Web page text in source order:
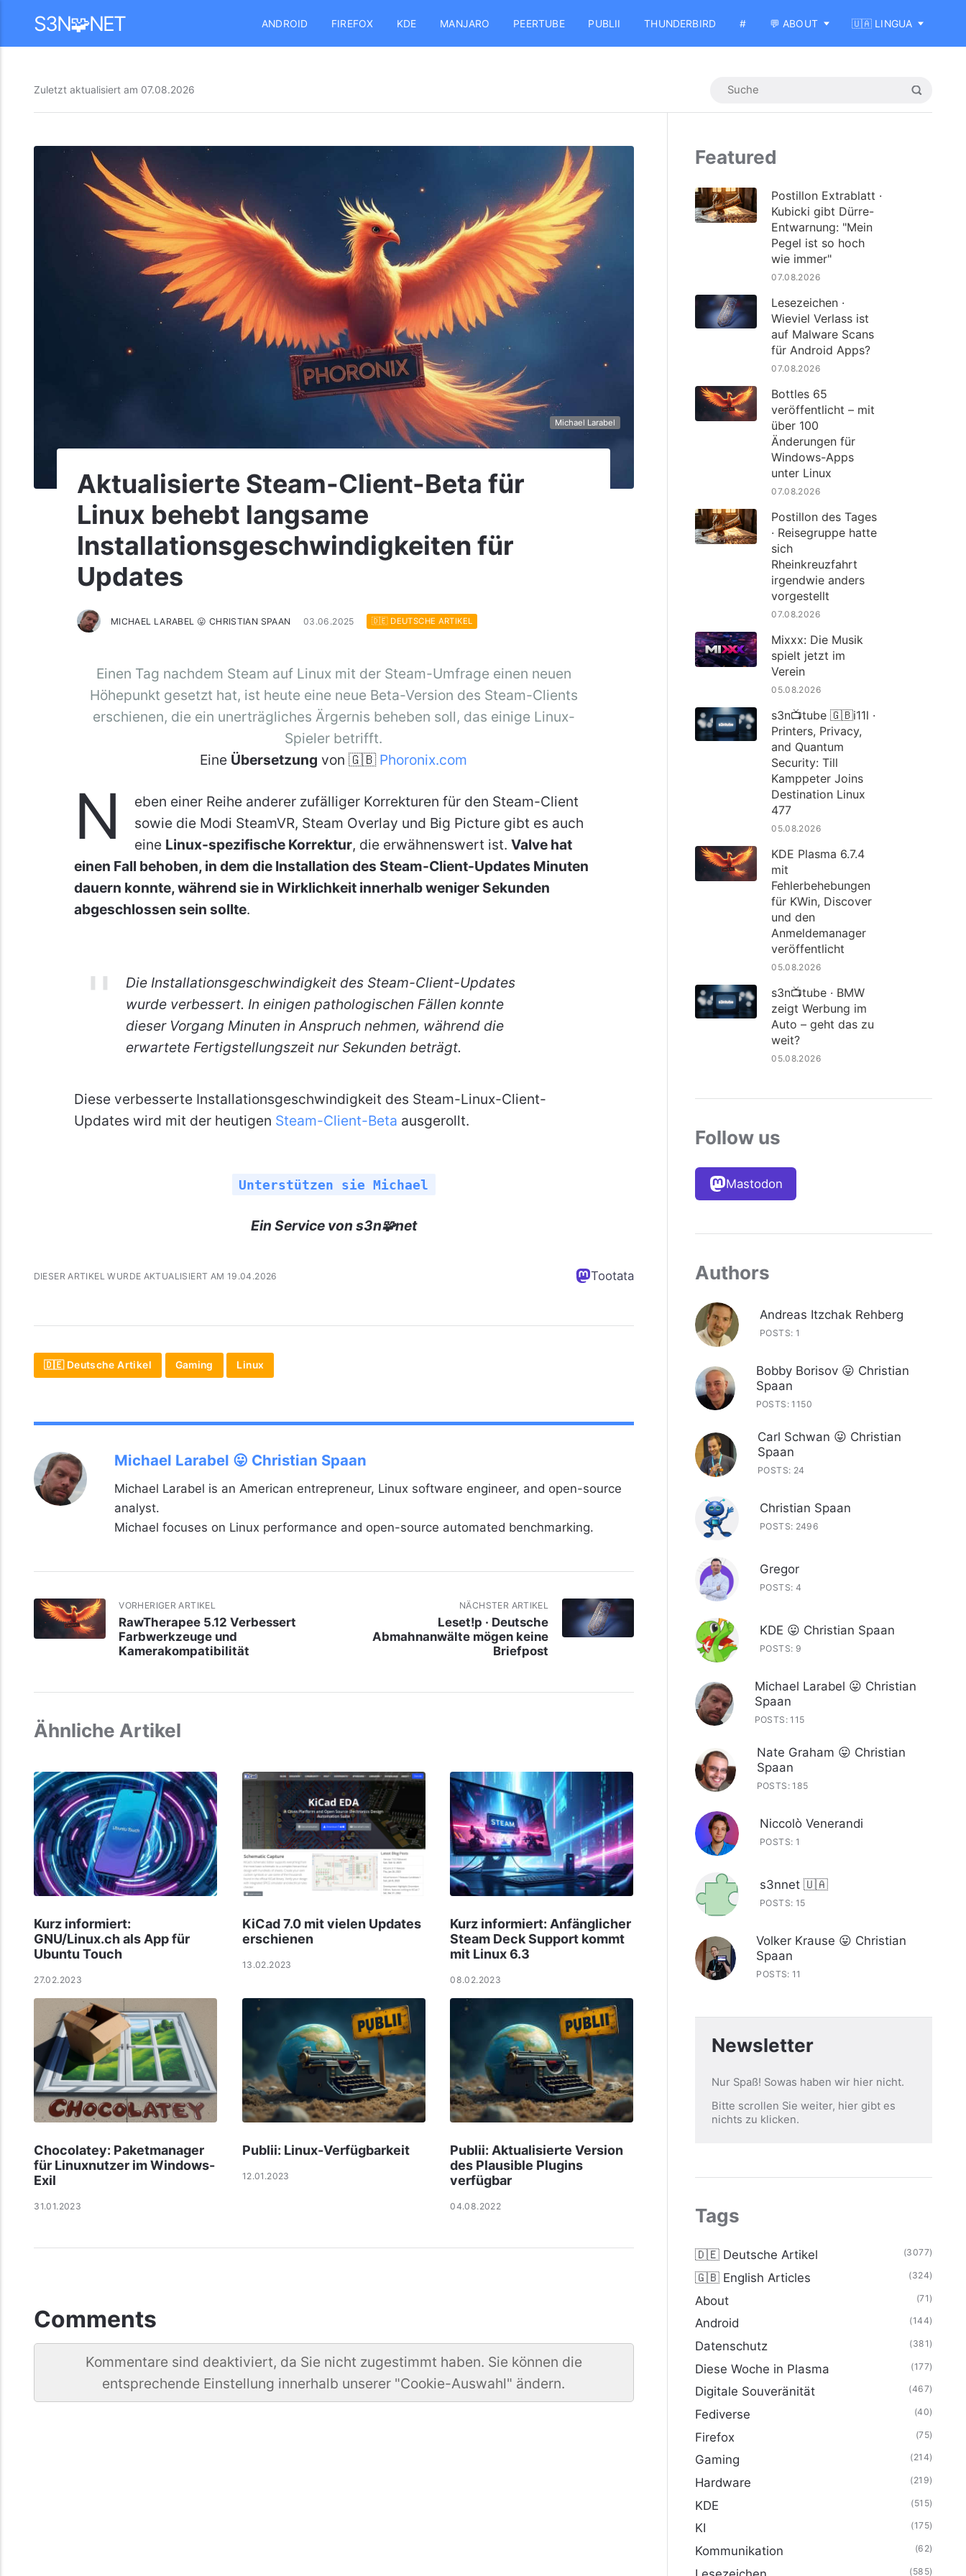
S3N🧩NET ANDROID FIREFOX KDE MANJARO PEERTUBE PUBLII THUNDERBIRD # 💬 ABOUT 🇺🇦 LINGUA
Zuletzt aktualisiert am 07.08.2026
Michael Larabel
Aktualisierte Steam-Client-Beta für
Linux behebt langsame
Installationsgeschwindigkeiten für
Updates
MICHAEL LARABEL 😛 CHRISTIAN SPAAN 03.06.2025 🇩🇪 DEUTSCHE ARTIKEL
Einen Tag nachdem Steam auf Linux mit der Steam-Umfrage einen neuen
Höhepunkt gesetzt hat, ist heute eine neue Beta-Version des Steam-Clients
erschienen, die ein unerträgliches Ärgernis beheben soll, das einige Linux-
Spieler betrifft.
Eine Übersetzung von 🇬🇧 Phoronix.com
N
eben einer Reihe anderer zufälliger Korrekturen für den Steam-Client
sowie die Modi SteamVR, Steam Overlay und Big Picture gibt es auch
eine Linux-spezifische Korrektur, die erwähnenswert ist.Valve hat
einen Fall behoben, in dem die Installation des Steam-Client-Updates Minuten
dauern konnte, während sie in Wirklichkeit innerhalb weniger Sekunden
abgeschlossen sein sollte.
Die Installationsgeschwindigkeit des Steam-Client-Updates
wurde verbessert. In einigen pathologischen Fällen konnte
dieser Vorgang Minuten in Anspruch nehmen, während die
erwartete Fertigstellungszeit nur Sekunden beträgt.
Diese verbesserte Installationsgeschwindigkeit des Steam-Linux-Client-
Updates wird mit der heutigen Steam-Client-Beta ausgerollt.
Unterstützen sie Michael
Ein Service von s3n🧩net
DIESER ARTIKEL WURDE AKTUALISIERT AM 19.04.2026 Tootata
🇩🇪 Deutsche Artikel Gaming Linux
Michael Larabel 😛 Christian Spaan
Michael Larabel is an American entrepreneur, Linux software engineer, and open-source
analyst.
Michael focuses on Linux performance and open-source automated benchmarking.
VORHERIGER ARTIKEL
RawTherapee 5.12 Verbessert
Farbwerkzeuge und
Kamerakompatibilität
NÄCHSTER ARTIKEL
Leset!p · Deutsche
Abmahnanwälte mögen keine
Briefpost
Ähnliche Artikel
Kurz informiert:
GNU/Linux.ch als App für
Ubuntu Touch
27.02.2023
KiCad 7.0 mit vielen Updates
erschienen
13.02.2023
Kurz informiert: Anfänglicher
Steam Deck Support kommt
mit Linux 6.3
08.02.2023
Chocolatey: Paketmanager
für Linuxnutzer im Windows-
Exil
31.01.2023
Publii: Linux-Verfügbarkeit
12.01.2023
Publii: Aktualisierte Version
des Plausible Plugins
verfügbar
04.08.2022
Comments
Kommentare sind deaktiviert, da Sie nicht zugestimmt haben. Sie können die
entsprechende Einstellung innerhalb unserer "Cookie-Auswahl" ändern.
Featured
Postillon Extrablatt ·
Kubicki gibt Dürre-
Entwarnung: "Mein
Pegel ist so hoch
wie immer"
07.08.2026
Lesezeichen ·
Wieviel Verlass ist
auf Malware Scans
für Android Apps?
07.08.2026
Bottles 65
veröffentlicht – mit
über 100
Änderungen für
Windows-Apps
unter Linux
07.08.2026
Postillon des Tages
· Reisegruppe hatte
sich
Rheinkreuzfahrt
irgendwie anders
vorgestellt
07.08.2026
Mixxx: Die Musik
spielt jetzt im
Verein
05.08.2026
s3n📺tube 🇬🇧i11l ·
Printers, Privacy,
and Quantum
Security: Till
Kamppeter Joins
Destination Linux
477
05.08.2026
KDE Plasma 6.7.4
mit
Fehlerbehebungen
für KWin, Discover
und den
Anmeldemanager
veröffentlicht
05.08.2026
s3n📺tube · BMW
zeigt Werbung im
Auto – geht das zu
weit?
05.08.2026
Follow us
Mastodon
Authors
Andreas Itzchak Rehberg
POSTS: 1
Bobby Borisov 😛 Christian
Spaan
POSTS: 1150
Carl Schwan 😛 Christian
Spaan
POSTS: 24
Christian Spaan
POSTS: 2496
Gregor
POSTS: 4
KDE 😛 Christian Spaan
POSTS: 9
Michael Larabel 😛 Christian
Spaan
POSTS: 115
Nate Graham 😛 Christian
Spaan
POSTS: 185
Niccolò Venerandi
POSTS: 1
s3nnet 🇺🇦
POSTS: 15
Volker Krause 😛 Christian
Spaan
POSTS: 11
Newsletter
Nur Spaß! Sowas haben wir hier nicht.
Bitte scrollen Sie weiter, hier gibt es
nichts zu klicken.
Tags
🇩🇪 Deutsche Artikel (3077)
🇬🇧 English Articles (324)
About (71)
Android (144)
Datenschutz (381)
Diese Woche in Plasma (177)
Digitale Souveränität (467)
Fediverse (40)
Firefox (75)
Gaming (214)
Hardware (219)
KDE (515)
KI (175)
Kommunikation (62)
(585)